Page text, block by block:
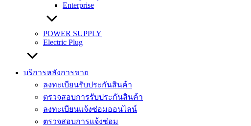
Enterprise
POWER SUPPLY
Electric Plug
บริการหลังการขาย
ลงทะเบียนรับประกันสินค้า
ตรวจสอบการรับประกันสินค้า
ลงทะเบียนแจ้งซ่อมออนไลน์
ตรวจสอบการแจ้งซ่อม